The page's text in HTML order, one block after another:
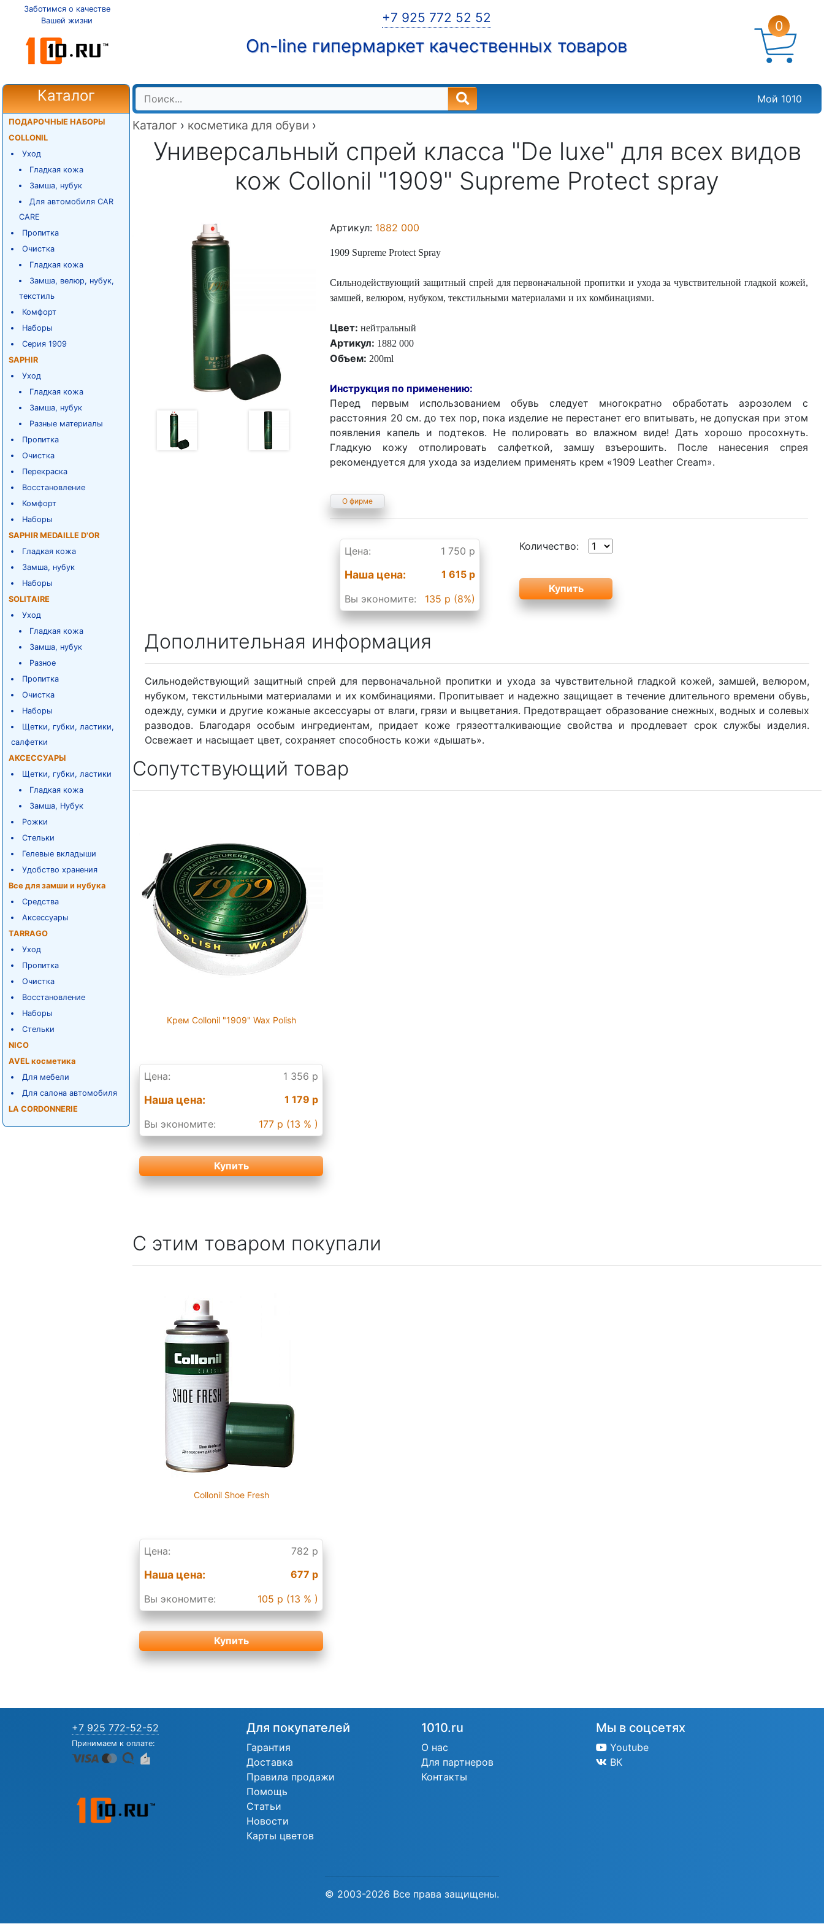
Заботимся о качестве
Вашей жизни
+7 925 772 52 52
On-line гипермаркет качественных товаров
0
Каталог
ПОДАРОЧНЫЕ НАБОРЫ
COLLONIL
Уход
Гладкая кожа
Замша, нубук
Для автомобиля CAR
CARE
Пропитка
Очистка
Гладкая кожа
Замша, велюр, нубук,
текстиль
Комфорт
Наборы
Серия 1909
SAPHIR
Уход
Гладкая кожа
Замша, нубук
Разные материалы
Пропитка
Очистка
Перекраска
Восстановление
Комфорт
Наборы
SAPHIR MEDAILLE D'OR
Гладкая кожа
Замша, нубук
Наборы
SOLITAIRE
Уход
Гладкая кожа
Замша, нубук
Разное
Пропитка
Очистка
Наборы
Щетки, губки, ластики,
салфетки
АКСЕССУАРЫ
Щетки, губки, ластики
Гладкая кожа
Замша, Нубук
Рожки
Стельки
Гелевые вкладыши
Удобство хранения
Все для замши и нубука
Средства
Аксессуары
TARRAGO
Уход
Пропитка
Очистка
Восстановление
Наборы
Стельки
NICO
AVEL косметика
Для мебели
Для салона автомобиля
LA CORDONNERIE
Мой 1010
Каталог › косметика для обуви ›
Универсальный спрей класса "De luxe" для всех видов
кож Collonil "1909" Supreme Protect spray
Артикул: 1882 000
1909 Supreme Protect Spray
Сильнодействующий защитный спрей для первоначальной пропитки и ухода за чувствительной гладкой кожей,
замшей, велюром, нубуком, текстильными материалами и их комбинациями.
Цвет: нейтральный
Артикул: 1882 000
Объем: 200ml
Инструкция по применению:
Перед первым использованием обувь следует многократно обработать аэрозолем с
расстояния 20 см. до тех пор, пока изделие не перестанет его впитывать, не допуская при этом
появления капель и подтеков. Не полировать во влажном виде! Дать хорошо просохнуть.
Гладкую кожу отполировать салфеткой, замшу взъерошить. После нанесения спрея
рекомендуется для ухода за изделием применять крем «1909 Leather Cream».
О фирме
Цена: 1 750 р
Наша цена:
1 615 р
Вы экономите:
135 р (8%)
Количество:
Дополнительная информация
Сильнодействующий защитный спрей для первоначальной пропитки и ухода за чувствительной гладкой кожей, замшей, велюром,
нубуком, текстильными материалами и их комбинациями. Пропитывает и надежно защищает в течение длительного времени обувь,
одежду, сумки и другие кожаные аксессуары от влаги, грязи и выцветания. Предотвращает образование снежных, водных и солевых
разводов. Благодаря особым ингредиентам, придает коже грязеотталкивающие свойства и продлевает срок службы изделия.
Освежает и насыщает цвет, сохраняет способность кожи «дышать».
Сопутствующий товар
Крем Collonil "1909" Wax Polish
Цена: 1 356 р
Наша цена:
1 179 р
Вы экономите:
177 р (13 % )
Купить
С этим товаром покупали
Collonil Shoe Fresh
Цена: 782 р
Наша цена:
677 р
Вы экономите:
105 р (13 % )
Купить
+7 925 772-52-52
Принимаем к оплате:
Для покупателей
Гарантия
Доставка
Правила продажи
Помощь
Статьи
Новости
Карты цветов
1010.ru
О нас
Для партнеров
Контакты
Мы в соцсетях
Youtube
ВК
© 2003-2026 Все права защищены.